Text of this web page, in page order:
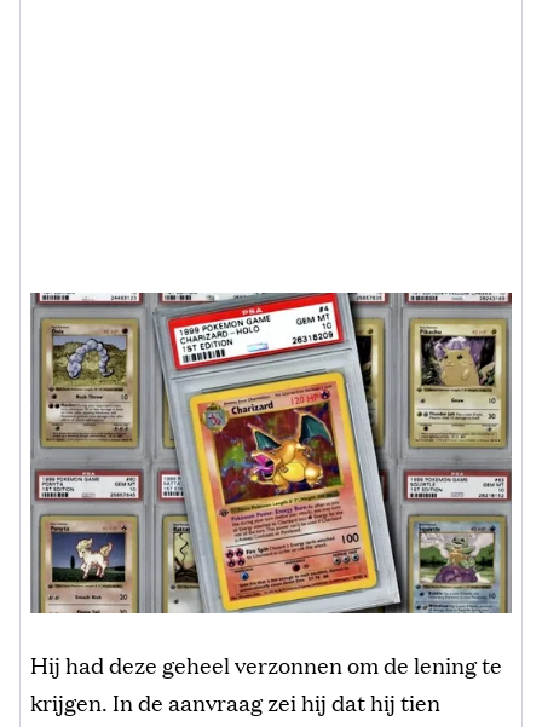
Hij had deze geheel verzonnen om de lening te
krijgen. In de aanvraag zei hij dat hij tien